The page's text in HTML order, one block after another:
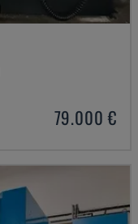
79.000 €